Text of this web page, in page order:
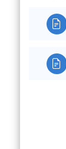

